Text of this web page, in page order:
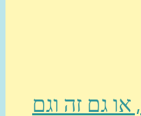
זה וגם